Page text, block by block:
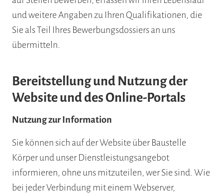
und weitere Angaben zu Ihren Qualifikationen, die
Sie als Teil Ihres Bewerbungsdossiers an uns
übermitteln.
Bereitstellung und Nutzung der
Website und des Online-Portals
Nutzung zur Information
Sie können sich auf der Website über Baustelle
Körper und unser Dienstleistungsangebot
informieren, ohne uns mitzuteilen, wer Sie sind. Wie
bei jeder Verbindung mit einem Webserver,